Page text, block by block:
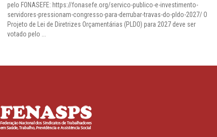
pelo FONASEFE: https://fonasefe.org/servico-publico-e-investimento-
servidores-pressionam-congresso-para-derrubar-travas-do-pldo-2027/ O
Projeto de Lei de Diretrizes Orçamentárias (PLDO) para 2027 deve ser
votado pelo ...